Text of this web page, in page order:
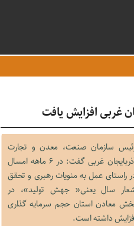
غربی افزایش یافت
سازمان صنعت، معدن و تجارت
آذربایجان غربی گفت: در ۶ ماهه امسال
راستای عمل به منویات رهبری و تحقق
سال یعنی« جهش تولید»، در
معادن استان حجم سرمایه گذاری
داشته است.